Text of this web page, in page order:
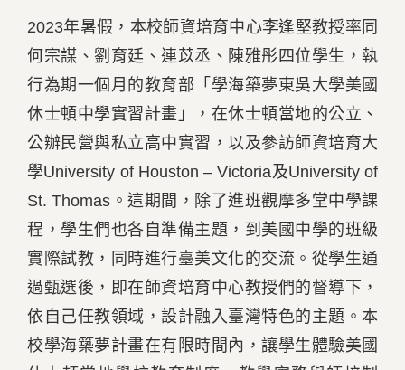
2023年暑假，本校師資培育中心李逢堅教授率同
何宗謀、劉育廷、連苡丞、陳雅彤四位學生，執
行為期一個月的教育部「學海築夢東吳大學美國
休士頓中學實習計畫」，在休士頓當地的公立、
公辦民營與私立高中實習，以及參訪師資培育大
學University of Houston – Victoria及University of
St. Thomas。這期間，除了進班觀摩多堂中學課
程，學生們也各自準備主題，到美國中學的班級
實際試教，同時進行臺美文化的交流。從學生通
過甄選後，即在師資培育中心教授們的督導下，
依自己任教領域，設計融入臺灣特色的主題。本
校學海築夢計畫在有限時間內，讓學生體驗美國